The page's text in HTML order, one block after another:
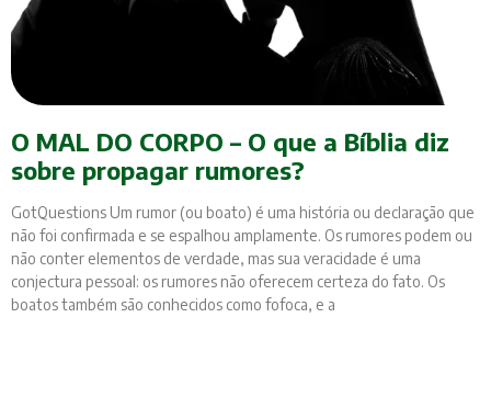
O MAL DO CORPO – O que a Bíblia diz
sobre propagar rumores?
GotQuestions Um rumor (ou boato) é uma história ou declaração que
não foi confirmada e se espalhou amplamente. Os rumores podem ou
não conter elementos de verdade, mas sua veracidade é uma
conjectura pessoal: os rumores não oferecem certeza do fato. Os
boatos também são conhecidos como fofoca, e a